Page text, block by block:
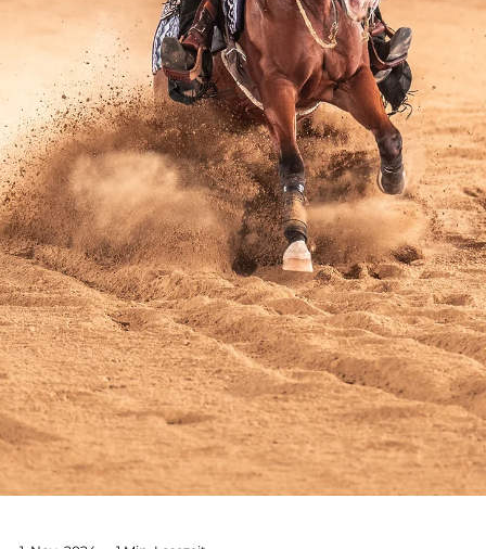
7. Nov. 2024 1 Min. Lesezeit
NRHA Fall Slide & SM Reining
Rundum sah man glückliche und zufriedene Gesichter, es
herrschte eine hervorragende Stimmung und es gab
fantastische Ritte zu sehen.